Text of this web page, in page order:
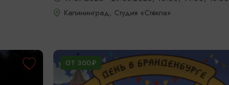
Калининград, Студия «Стёкла»
ОТ 300₽